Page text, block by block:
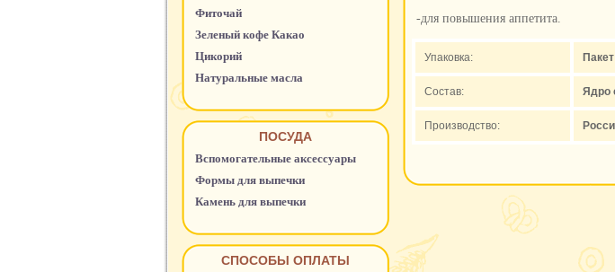
Фиточай
Зеленый кофе Какао
Цикорий
Натуральные масла
ПОСУДА
Вспомогательные аксессуары
Формы для выпечки
Камень для выпечки
СПОСОБЫ ОПЛАТЫ
-для повышения аппетита.
Упаковка:
Состав: Ядро
Производство: